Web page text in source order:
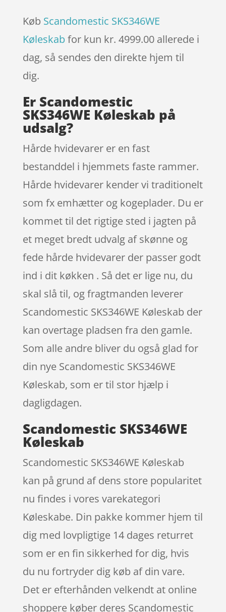
Køb Scandomestic SKS346WE
Køleskab for kun kr. 4999.00 allerede i
dag, så sendes den direkte hjem til
dig.
Er Scandomestic
SKS346WE Køleskab på
udsalg?
Hårde hvidevarer er en fast
bestanddel i hjemmets faste rammer.
Hårde hvidevarer kender vi traditionelt
som fx emhætter og kogeplader. Du er
kommet til det rigtige sted i jagten på
et meget bredt udvalg af skønne og
fede hårde hvidevarer der passer godt
ind i dit køkken . Så det er lige nu, du
skal slå til, og fragtmanden leverer
Scandomestic SKS346WE Køleskab der
kan overtage pladsen fra den gamle.
Som alle andre bliver du også glad for
din nye Scandomestic SKS346WE
Køleskab, som er til stor hjælp i
dagligdagen.
Scandomestic SKS346WE
Køleskab
Scandomestic SKS346WE Køleskab
kan på grund af dens store popularitet
nu findes i vores varekategori
Køleskabe. Din pakke kommer hjem til
dig med lovpligtige 14 dages returret
som er en fin sikkerhed for dig, hvis
du nu fortryder dig køb af din vare.
Det er efterhånden velkendt at online
shoppere køber deres Scandomestic